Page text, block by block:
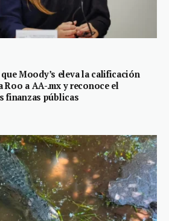
Moody’s eleva la calificación
a AA-.mx y reconoce el
finanzas públicas